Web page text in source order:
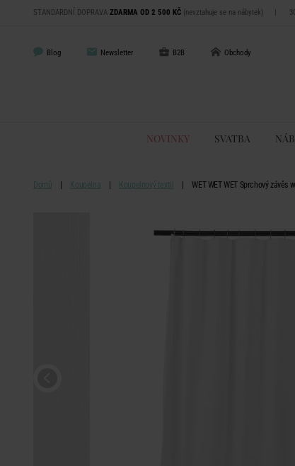
STANDARDNÍ DOPRAVA ZDARMA OD 2 500 KČ (nevztahuje se na nábytek) |
Blog Newsletter B2B Obchody
NOVINKY SVATBA
Domů Koupelna Koupelnový textil WET WET WET Sprchový závěs